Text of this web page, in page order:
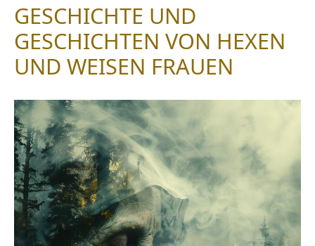
GESCHICHTE UND
GESCHICHTEN VON HEXEN
UND WEISEN FRAUEN